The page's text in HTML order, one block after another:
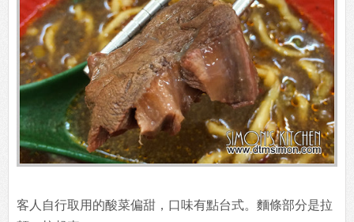
客人自行取用的酸菜偏甜，口味有點台式。麵條部分是拉